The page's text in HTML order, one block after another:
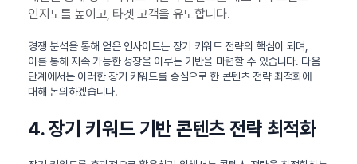
인지도를 높이고, 타겟 고객을 유도합니다.
경쟁 분석을 통해 얻은 인사이트는 장기 키워드 전략의 핵심이 되며,
이를 통해 지속 가능한 성장을 이루는 기반을 마련할 수 있습니다. 다음
단계에서는 이러한 장기 키워드를 중심으로 한 콘텐츠 전략 최적화에
대해 논의하겠습니다.
4. 장기 키워드 기반 콘텐츠 전략 최적화